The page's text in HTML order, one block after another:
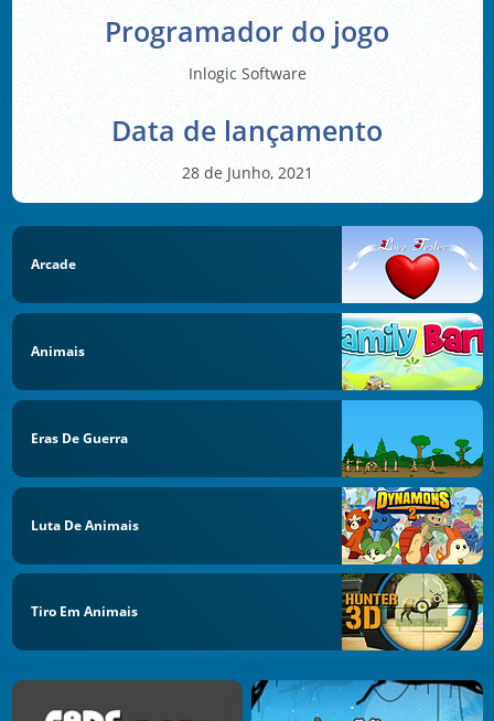
Programador do jogo
Inlogic Software
Data de lançamento
28 de Junho, 2021
Arcade
Animais
Eras De Guerra
Luta De Animais
Tiro Em Animais